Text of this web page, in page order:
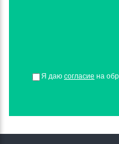
Я даю согласие на